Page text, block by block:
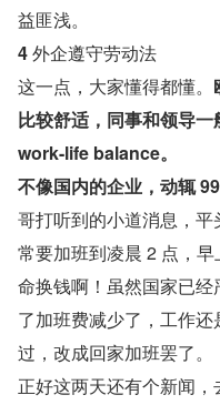
益匪浅。
4 外企遵守劳动法
这一点，大家懂得都懂。
比较舒适，同事和领导
work-life balance。
不像国内的企业，动辄
哥打听到的小道消息，
常要加班到凌晨 2 点，
命换钱啊！虽然国家已
了加班费减少了，工作
过，改成回家加班罢了。
正好这两天还有个新闻